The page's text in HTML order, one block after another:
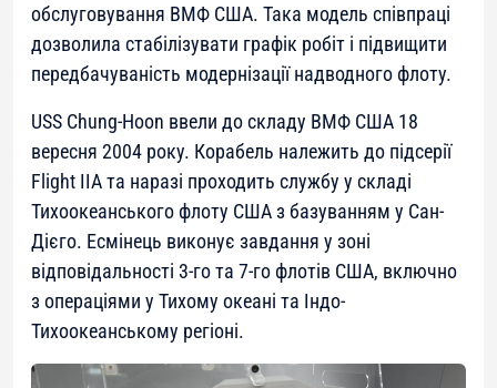
обслуговування ВМФ США. Така модель співпраці
дозволила стабілізувати графік робіт і підвищити
передбачуваність модернізації надводного флоту.
USS Chung-Hoon ввели до складу ВМФ США 18
вересня 2004 року. Корабель належить до підсерії
Flight IIA та наразі проходить службу у складі
Тихоокеанського флоту США з базуванням у Сан-
Дієго. Есмінець виконує завдання у зоні
відповідальності 3-го та 7-го флотів США, включно
з операціями у Тихому океані та Індо-
Тихоокеанському регіоні.